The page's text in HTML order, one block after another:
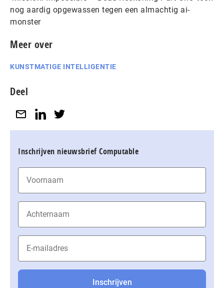
nog aardig opgewassen tegen een almachtig ai-
monster
Meer over
KUNSTMATIGE INTELLIGENTIE
Deel
Inschrijven nieuwsbrief Computable